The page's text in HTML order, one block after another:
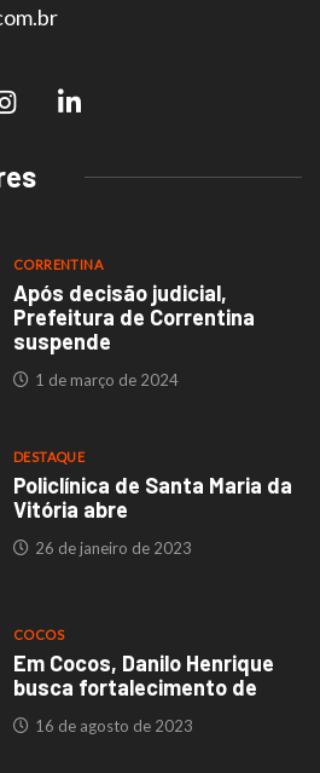
CORRENTINA
Após decisão judicial,
Prefeitura de Correntina
suspende
1 de março de 2024
DESTAQUE
Policlínica de Santa Maria da
Vitória abre
26 de janeiro de 2023
COCOS
Em Cocos, Danilo Henrique
busca fortalecimento de
16 de agosto de 2023